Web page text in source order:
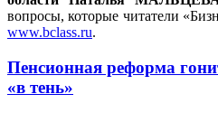
вопросы, которые читатели
www.bclass.ru.
Пенсионная реформа
«в тень»